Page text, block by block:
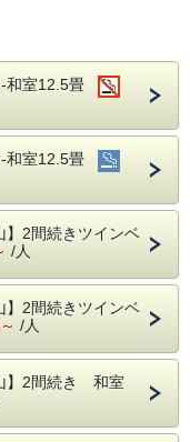
い空間を保つ料亭「月代」
膳をご用意いたします。
サラダ、
ラエティー豊富なバイキング
イキングになる場合がござ
泉の湯」】
ベスベ感のある「美肌湯」
」とも云われています。
利用頂けますので、心ゆくま
】
和室12.5畳
和室12.5畳
2間続きツインベ
/人
2間続きツインベ
/人
】2間続き 和室